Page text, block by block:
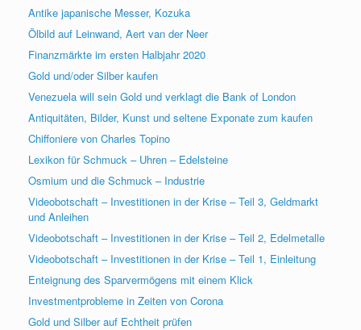
Antike japanische Messer, Kozuka
Ölbild auf Leinwand, Aert van der Neer
Finanzmärkte im ersten Halbjahr 2020
Gold und/oder Silber kaufen
Venezuela will sein Gold und verklagt die Bank of London
Antiquitäten, Bilder, Kunst und seltene Exponate zum kaufen
Chiffoniere von Charles Topino
Lexikon für Schmuck – Uhren – Edelsteine
Osmium und die Schmuck – Industrie
Videobotschaft – Investitionen in der Krise – Teil 3, Geldmarkt
und Anleihen
Videobotschaft – Investitionen in der Krise – Teil 2, Edelmetalle
Videobotschaft – Investitionen in der Krise – Teil 1, Einleitung
Enteignung des Sparvermögens mit einem Klick
Investmentprobleme in Zeiten von Corona
Gold und Silber auf Echtheit prüfen